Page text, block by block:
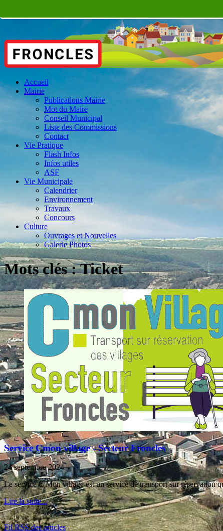
Accueil
Mairie
Publications Mairie
Mot du Maire
Conseil Municipal
Liste des Commissions
Contact
Vie Pratique
Flash Infos
Infos utiles
ASF
Vie Municipale
Calendrier
Environnement
Travaux
Concours
Culture
Ouvrages et Nouvelles
Galerie Photos
Mots clés : Ticket
Service Cmon village - Secteur Froncles
24 septembre 2024
Le service C'Mon village est un service de transport sur réservation
Lire la suite...
Fil RSS des articles